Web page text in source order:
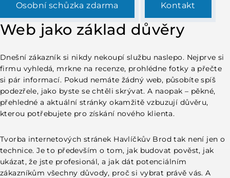
Osobní schůzka zdarma Kontakt
Web jako základ důvěry
Dnešní zákazník si nikdy nekoupí službu naslepo. Nejprve si
firmu vyhledá, mrkne na recenze, prohlédne fotky a přečte
si pár informací. Pokud nemáte žádný web, působíte spíš
podezřele, jako byste se chtěli skrývat. A naopak – pěkné,
přehledné a aktuální stránky okamžitě vzbuzují důvěru,
kterou potřebujete pro získání nového klienta.
Tvorba internetových stránek Havlíčkův Brod tak není jen o
technice. Je to především o tom, jak budovat pověst, jak
ukázat, že jste profesionál, a jak dát potenciálním
zákazníkům všechny důvody, proč si vybrat právě vás. A